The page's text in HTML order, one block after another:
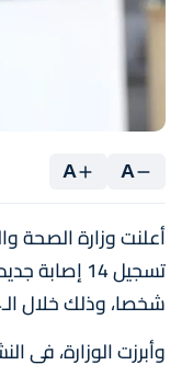
A
A
أعلنت وزارة الصحة
شخصا، وذلك خلال الـ24 ساعة الماضية.